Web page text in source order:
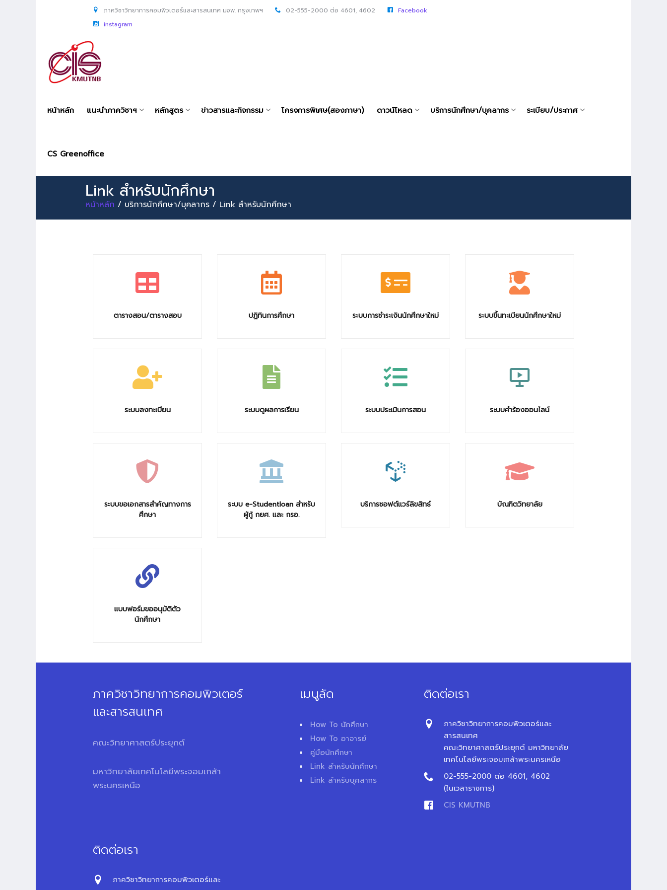
ภาควิชาวิทยาการคอมพิวเตอร์และสารสนเทศ มจพ. กรุงเทพฯ 02-555-2000 ต่อ 4601, 4602
Facebook
instagram
หน้าหลัก แนะนำภาควิชาฯ หลักสูตร ข่าวสารและกิจกรรม โครงการพิเศษ(สองภาษา) ดาวน์โหลด บริการนักศึกษา/บุคลากร ระเบียบ/ประกาศ
CS Greenoffice
Link สำหรับนักศึกษา
หน้าหลัก / บริการนักศึกษา/บุคลากร / Link สำหรับนักศึกษา
ตารางสอน/ตารางสอบ ปฏิทินการศึกษา ระบบการชำระเงินนักศึกษาใหม่ ระบบขึ้นทะเบียนนักศึกษาใหม่
ระบบลงทะเบียน ระบบดูผลการเรียน ระบบประเมินการสอน ระบบคำร้องออนไลน์
ระบบขอเอกสารสำคัญทางการ
ศึกษา
ระบบ e-Studentloan สำหรับ
ผู้กู้ กยศ. และ กรอ.
บริการซอฟต์แวร์ลิขสิทธ์ บัณฑิตวิทยาลัย
แบบฟอร์มขออนุมัติตัว
นักศึกษา
ภาควิชาวิทยาการคอมพิวเตอร์
และสารสนเทศ
คณะวิทยาศาสตร์ประยุกต์
มหาวิทยาลัยเทคโนโลยีพระจอมเกล้า
พระนครเหนือ
เมนูลัด
How To นักศึกษา
How To อาจารย์
คู่มือนักศึกษา
Link สำหรับนักศึกษา
Link สำหรับบุคลากร
ติดต่อเรา
ภาควิชาวิทยาการคอมพิวเตอร์และ
สารสนเทศ
คณะวิทยาศาสตร์ประยุกต์ มหาวิทยาลัย
เทคโนโลยีพระจอมเกล้าพระนครเหนือ
02-555-2000 ต่อ 4601, 4602
(ในเวลาราชการ)
CIS KMUTNB
ติดต่อเรา
ภาควิชาวิทยาการคอมพิวเตอร์และ